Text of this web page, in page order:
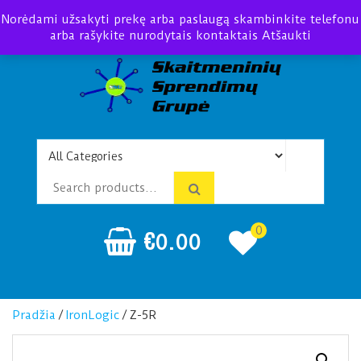
Telefonspynės Praėjimo
kontrolė
€0.00 0
Pradžia /IronLogic / Z-5R
Norėdami užsakyti prekę arba paslaugą skambinkite telefonu
arba rašykite nurodytais kontaktais Atšaukti